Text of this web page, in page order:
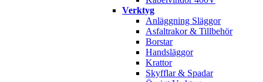
Verktyg
Anläggning Släggor
Asfaltrakor & Tillbehör
Borstar
Handsläggor
Krattor
Skyfflar & Spadar